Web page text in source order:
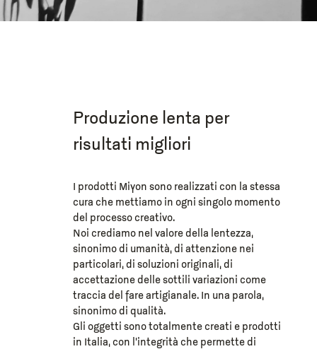
Produzione lenta per
risultati migliori
I prodotti Miyon sono realizzati con la stessa
cura che mettiamo in ogni singolo momento
del processo creativo.
Noi crediamo nel valore della lentezza,
sinonimo di umanità, di attenzione nei
particolari, di soluzioni originali, di
accettazione delle sottili variazioni come
traccia del fare artigianale. In una parola,
sinonimo di qualità.
Gli oggetti sono totalmente creati e prodotti
in Italia, con l’integrità che permette di